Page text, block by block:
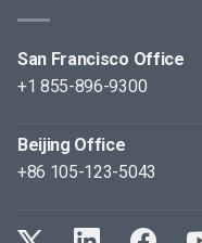
San Francisco Office
+1 855-896-9300
Beijing Office
+86 105-123-5043